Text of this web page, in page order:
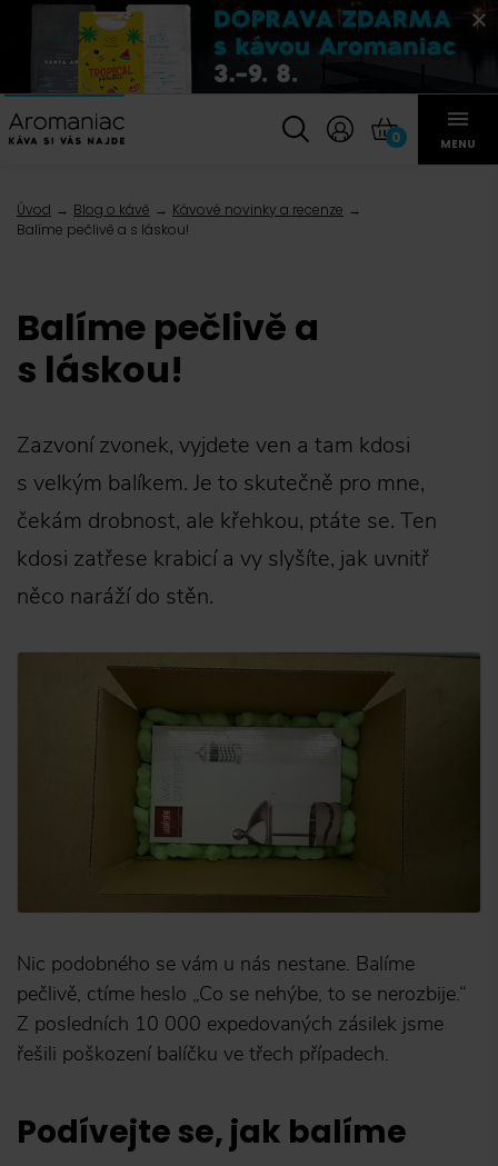
0 MENU
Úvod Blog o kávě
Kávové novinky a recenze
Balíme pečlivě a s láskou!
Balíme pečlivě a
s láskou!
Zazvoní zvonek, vyjdete ven a tam kdosi
s velkým balíkem. Je to skutečně pro mne,
čekám drobnost, ale křehkou, ptáte se. Ten
kdosi zatřese krabicí a vy slyšíte, jak uvnitř
něco naráží do stěn.
Nic podobného se vám u nás nestane. Balíme
pečlivě, ctíme heslo „Co se nehýbe, to se nerozbije.“
Z posledních 10 000 expedovaných zásilek jsme
řešili poškození balíčku ve třech případech.
Podívejte se, jak balíme